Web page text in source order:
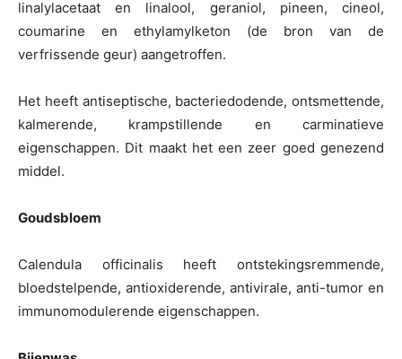
linalylacetaat en linalool, geraniol, pineen, cineol,
coumarine en ethylamylketon (de bron van de
verfrissende geur) aangetroffen.
Het heeft antiseptische, bacteriedodende, ontsmettende,
kalmerende, krampstillende en carminatieve
eigenschappen. Dit maakt het een zeer goed genezend
middel.
Goudsbloem
Calendula officinalis heeft ontstekingsremmende,
bloedstelpende, antioxiderende, antivirale, anti-tumor en
immunomodulerende eigenschappen.